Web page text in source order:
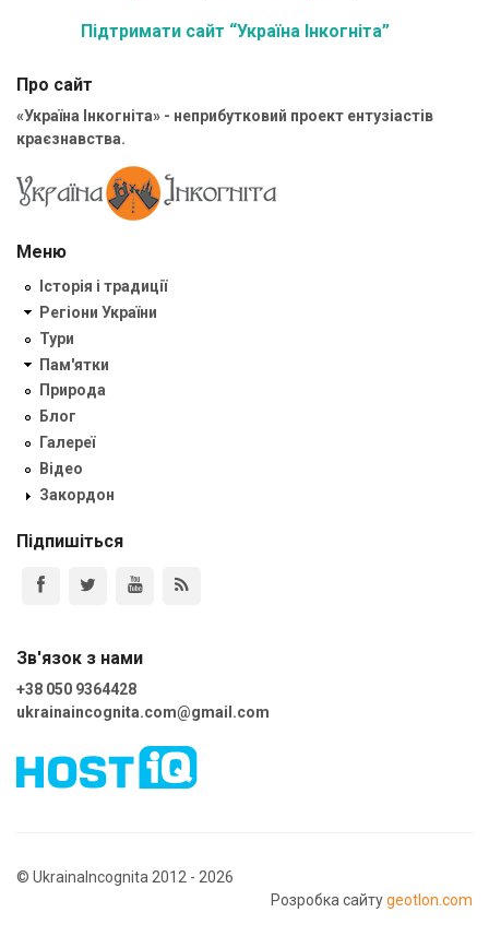
Підтримати сайт “Україна Інкогніта”
Про сайт
«Україна Інкогніта» - неприбутковий проект ентузіастів
краєзнавства.
Меню
Історія і традиції
Регіони України
Тури
Пам'ятки
Природа
Блог
Галереї
Відео
Закордон
Підпишіться
Зв'язок з нами
+38 050 9364428
ukrainaincognita.com@gmail.com
© UkrainaIncognita 2012 - 2026
Розробка сайтуgeotlon.com